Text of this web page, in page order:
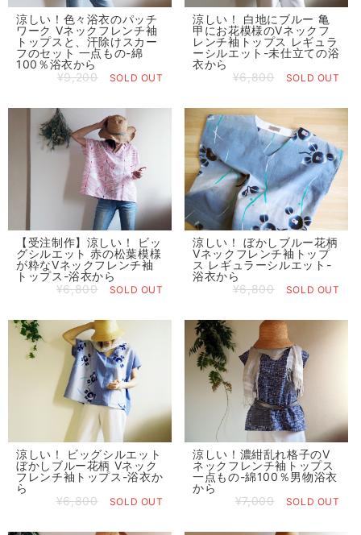
涼しい！色々浴衣のパッチ
ワーク Vネックフレンチ袖
トップスと、汗除けスカー
フのセット 一点もの-綿
100％浴衣から
¥9,200
SOLD OUT
涼しい！ 白地にブルー 亀
甲にお花模様のVネックフ
レンチ袖トップス レギュラ
ーシルエット-未仕立ての浴
衣から
¥6,800
SOLD OUT
【受注制作】涼しい！ ビッ
グシルエット 赤の松葉模様
が粋なVネックフレンチ袖
トップス-浴衣から
¥6,800
SOLD OUT
涼しい！ ぼかしブルー花柄
Vネックフレンチ袖トップ
ス レギュラーシルエット-
浴衣から
¥6,800
SOLD OUT
涼しい！ ビッグシルエット
ぼかしブルー花柄 Vネック
フレンチ袖トップス-浴衣か
ら
¥6,800
SOLD OUT
涼しい！濃紺乱れ格子のV
ネックフレンチ袖トップス
一点もの-綿100％男物浴衣
から
¥7,000
SOLD OUT